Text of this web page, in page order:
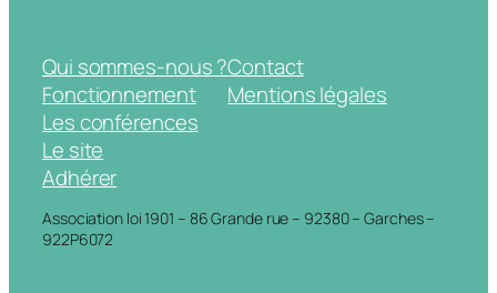
Qui sommes-nous ?
Fonctionnement
Les conférences
Le site
Adhérer
Contact
Mentions légales
Association loi 1901 – 86 Grande rue – 92380 – Garches –
922P6072